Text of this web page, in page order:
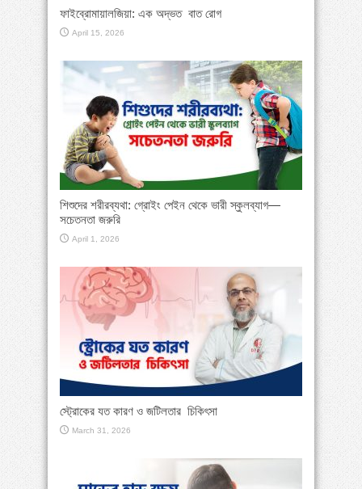
ফাইব্রোমায়ালজিয়া: এক অদ্ভত বাত রোগ
April 15, 2026
শিশুদের শরীরব্যথা: গ্রোইং পেইন থেকে ভারী স্কুলব্যাগ—
সচেতনতা জরুরি
April 1, 2026
স্ট্রোকের যত কারণ ও জটিলতার চিকিৎসা
March 31, 2026